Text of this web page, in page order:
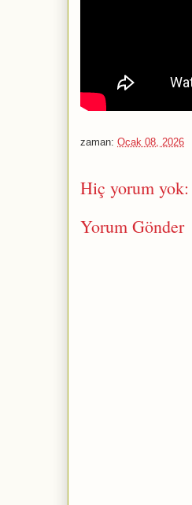
zaman: Ocak 08, 2026
Hiç yorum yok:
Yorum Gönder